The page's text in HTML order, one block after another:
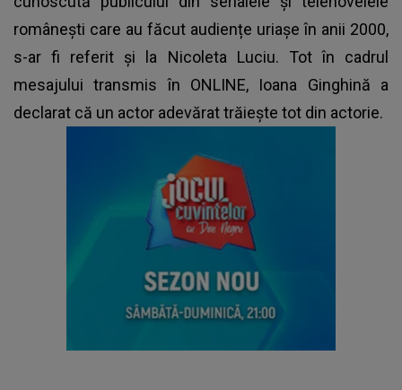
românești care au făcut audiențe uriașe în anii 2000,
s-ar fi referit și la Nicoleta Luciu. Tot în cadrul
mesajului transmis în ONLINE, Ioana Ginghină a
declarat că un actor adevărat trăiește tot din actorie.